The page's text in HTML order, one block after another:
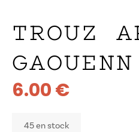
TROUZ
GAOUENN
6.00€
45 en stock